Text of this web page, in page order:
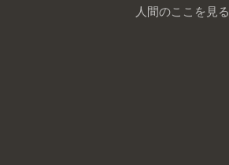
人間のここを見る